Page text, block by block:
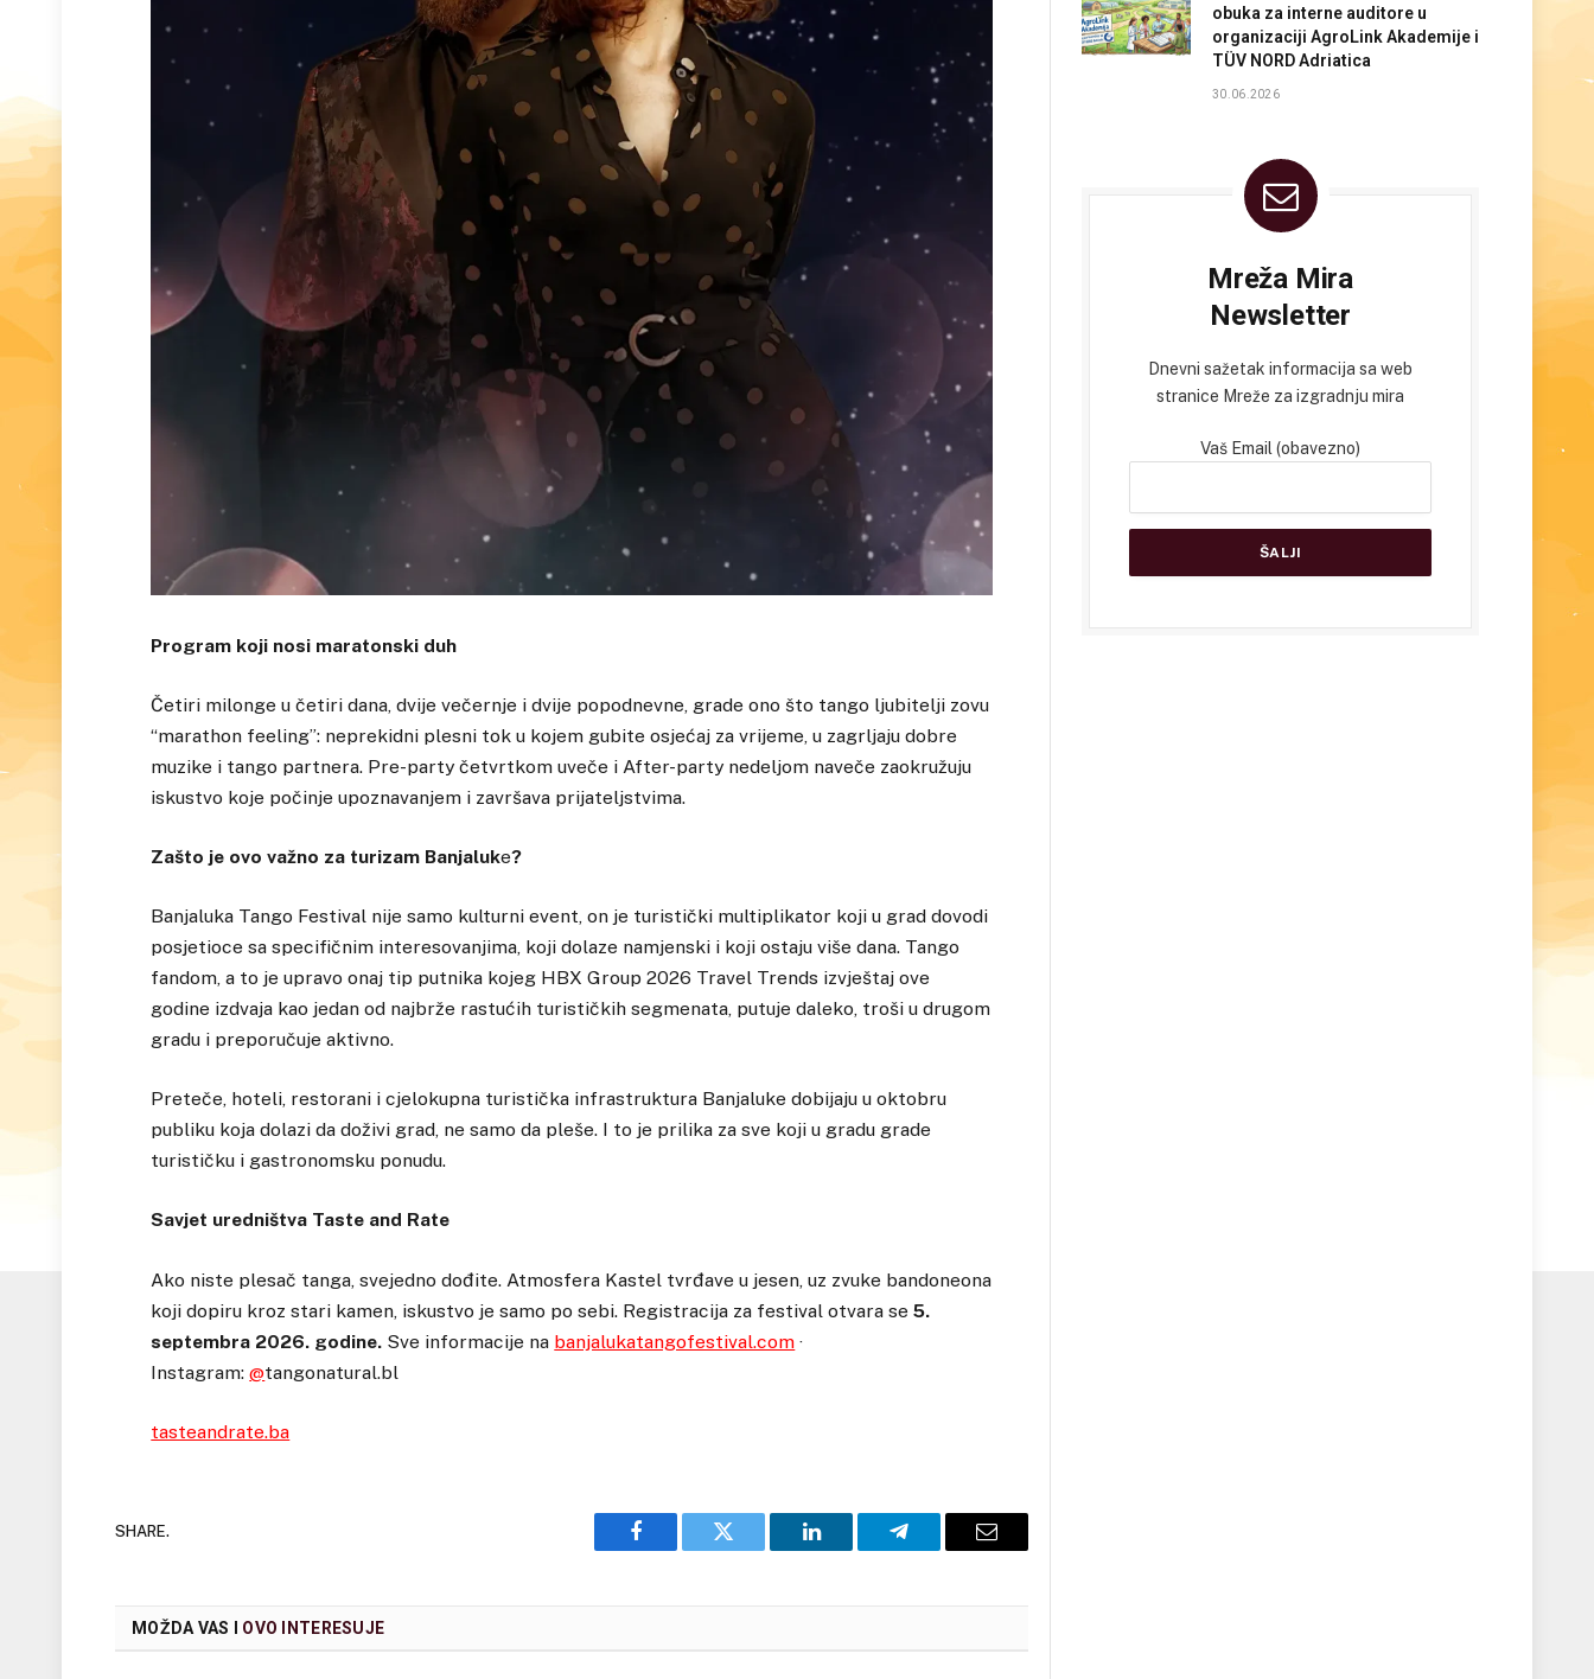
Program koji nosi maratonski duh
Četiri milonge u četiri dana, dvije večernje i dvije popodnevne, grade ono što tango ljubitelji zovu
“marathon feeling”: neprekidni plesni tok u kojem gubite osjećaj za vrijeme, u zagrljaju dobre
muzike i tango partnera. Pre-party četvrtkom uveče i After-party nedeljom naveče zaokružuju
iskustvo koje počinje upoznavanjem i završava prijateljstvima.
Zašto je ovo važno za turizam Banjaluke?
Banjaluka Tango Festival nije samo kulturni event, on je turistički multiplikator koji u grad dovodi
posjetioce sa specifičnim interesovanjima, koji dolaze namjenski i koji ostaju više dana. Tango
fandom, a to je upravo onaj tip putnika kojeg HBX Group 2026 Travel Trends izvještaj ove
godine izdvaja kao jedan od najbrže rastućih turističkih segmenata, putuje daleko, troši u drugom
gradu i preporučuje aktivno.
Preteče, hoteli, restorani i cjelokupna turistička infrastruktura Banjaluke dobijaju u oktobru
publiku koja dolazi da doživi grad, ne samo da pleše. I to je prilika za sve koji u gradu grade
turističku i gastronomsku ponudu.
Savjet uredništva Taste and Rate
Ako niste plesač tanga, svejedno dođite. Atmosfera Kastel tvrđave u jesen, uz zvuke bandoneona
koji dopiru kroz stari kamen, iskustvo je samo po sebi. Registracija za festival otvara se5.
septembra 2026. godine. Sve informacije na banjalukatangofestival.com ·
Instagram:@tangonatural.bl
tasteandrate.ba
SHARE.
Facebook Twitter LinkedIn Telegram Email
MOŽDA VAS I OVO INTERESUJE
obuka za interne auditore u
organizaciji AgroLink Akademije i
TÜV NORD Adriatica
30.06.2026
Mreža Mira
Newsletter
Dnevni sažetak informacija sa web
stranice Mreže za izgradnju mira
Vaš Email (obavezno)